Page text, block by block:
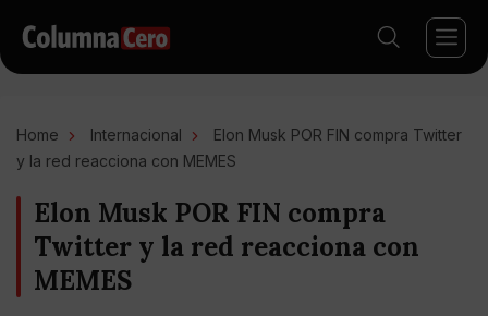
Home Internacional
Elon Musk POR FIN compra Twitter
y la red reacciona con MEMES
Elon Musk POR FIN compra
Twitter y la red reacciona con
MEMES